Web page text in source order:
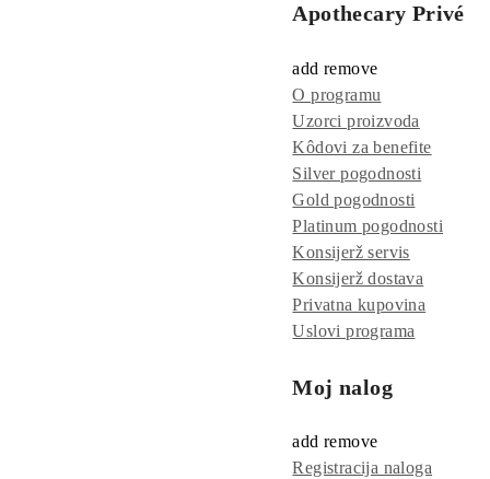
Apothecary Privé
addremove
O programu
Uzorci proizvoda
Kôdovi za benefite
Silver pogodnosti
Gold pogodnosti
Platinum pogodnosti
Konsijerž servis
Konsijerž dostava
Privatna kupovina
Uslovi programa
Moj nalog
addremove
Registracija naloga